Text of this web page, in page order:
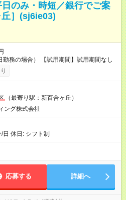
日のみ・時短／銀行でご案
］(sj6ie03)
月収例: 78200円（8日勤務の場合） 【試用期間】試用期間なし
（最寄り駅：新百合ヶ丘）
ング株式会社
休日: シフト制
応募する 詳細へ